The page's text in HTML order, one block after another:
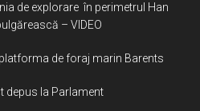
de explorare în perimetrul Han
– VIDEO
de foraj marin Barents
depus la Parlament